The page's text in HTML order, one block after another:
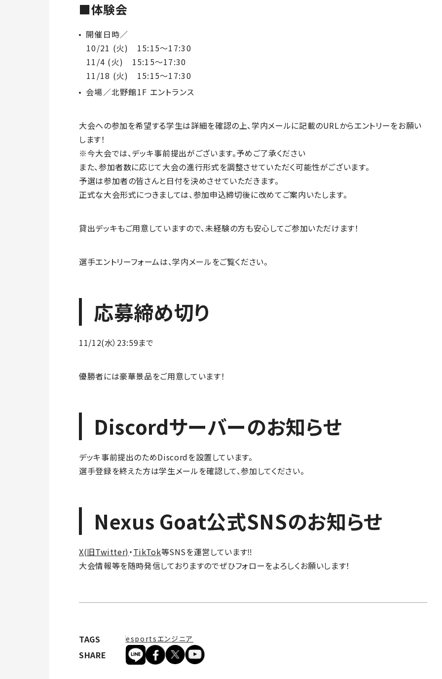
■体験会
開催日時／
10/21 (火) 15:15～17:30
11/4 (火) 15:15～17:30
11/18 (火) 15:15～17:30
会場／北野館1F エントランス
大会への参加を希望する学生は詳細を確認の上、学内メールに記載のURLからエントリーをお願い
します！
※今大会では、デッキ事前提出がございます。予めご了承ください
また、参加者数に応じて大会の進行形式を調整させていただく可能性がございます。
予選は参加者の皆さんと日付を決めさせていただきます。
正式な大会形式につきましては、参加申込締切後に改めてご案内いたします。
貸出デッキもご用意していますので、未経験の方も安心してご参加いただけます！
選手エントリーフォームは、学内メールをご覧ください。
応募締め切り
11/12(水）23:59まで
優勝者には豪華景品をご用意しています！
Discordサーバーのお知らせ
デッキ事前提出のためDiscordを設置しています。
選手登録を終えた方は学生メールを確認して、参加してください。
Nexus Goat公式SNSのお知らせ
X(旧Twitter)・TikTok等SNSを運営しています‼
大会情報等を随時発信しておりますのでぜひフォローをよろしくお願いします！
TAGS esportsエンジニア
SHARE